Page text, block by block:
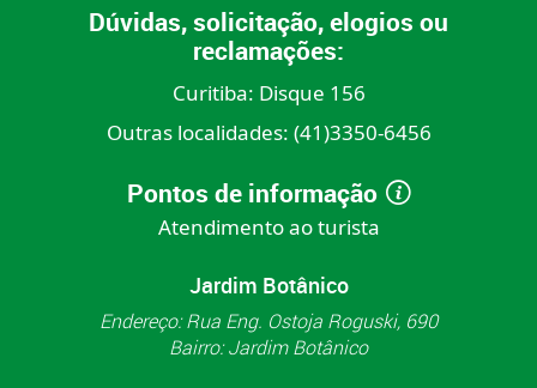
Dúvidas, solicitação, elogios ou
reclamações:
Curitiba: Disque 156
Outras localidades: (41)3350-6456
Pontos de informação
Atendimento ao turista
Jardim Botânico
Endereço: Rua Eng. Ostoja Roguski, 690
Bairro: Jardim Botânico